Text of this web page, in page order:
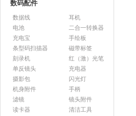
数码配件
数据线
耳机
电池
二合一转换器
充电宝
手绘板
条型码扫描器
磁带标签
刻录机
红（激）光笔
单反镜头
充电器
摄影包
闪光灯
机身附件
手柄
滤镜
镜头附件
读卡器
清洁工具